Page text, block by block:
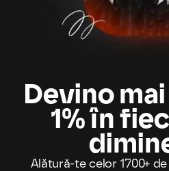
Devino
1% în
Alătură-te celor 1700+